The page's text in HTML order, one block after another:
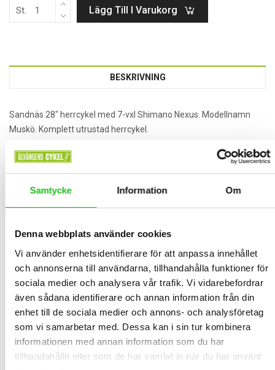
Samtycke Information Om
Denna webbplats använder cookies
Vi använder enhetsidentifierare för att anpassa innehållet
och annonserna till användarna, tillhandahålla funktioner för
sociala medier och analysera vår trafik. Vi vidarebefordrar
även sådana identifierare och annan information från din
enhet till de sociala medier och annons- och analysföretag
som vi samarbetar med. Dessa kan i sin tur kombinera
informationen med annan information som du har
tillhandahållit eller som de har samlat in när du har använt
St. Lägg Till I Varukorg
BESKRIVNING
Sandnäs 28″ herrcykel med 7-vxl Shimano Nexus. Modellnamn
Muskö. Komplett utrustad herrcykel.
bak och även Godkänt lås AXA. Passar längd ca 170-190cm.
Vikt ca 17,5 kg
Sköna ergonomiska handtag och en bekväm sadel.
Sandnäs är svenskdesignade cyklar som är producerade med bra
kvalitet samtidigt som dem har behållt sitt låga pris. Med stilrena
designer och färger finns det alltid en cykel för alla.
Shimano
Shimano är världens största tillverkare av cykelkomponenter,
sedan dom startade företaget 1921 i Osaka Japan har dom varit
ledande inom cykelindustrin. Tack vare stor satsning på forskning
och utveckling, har shimano några av dem bästa komponenterna